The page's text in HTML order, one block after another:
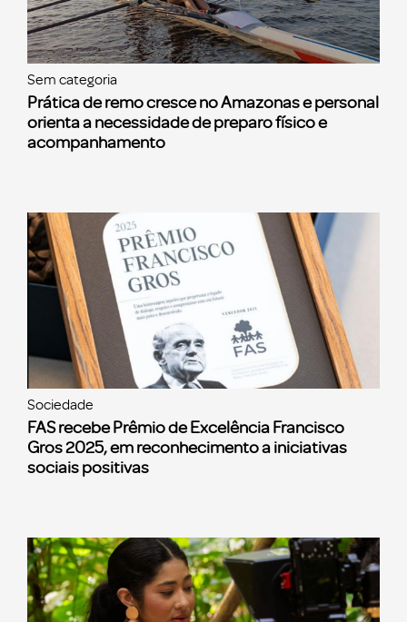
Sem categoria
Prática de remo cresce no Amazonas e personal
orienta a necessidade de preparo físico e
acompanhamento
Sociedade
FAS recebe Prêmio de Excelência Francisco
Gros 2025, em reconhecimento a iniciativas
sociais positivas